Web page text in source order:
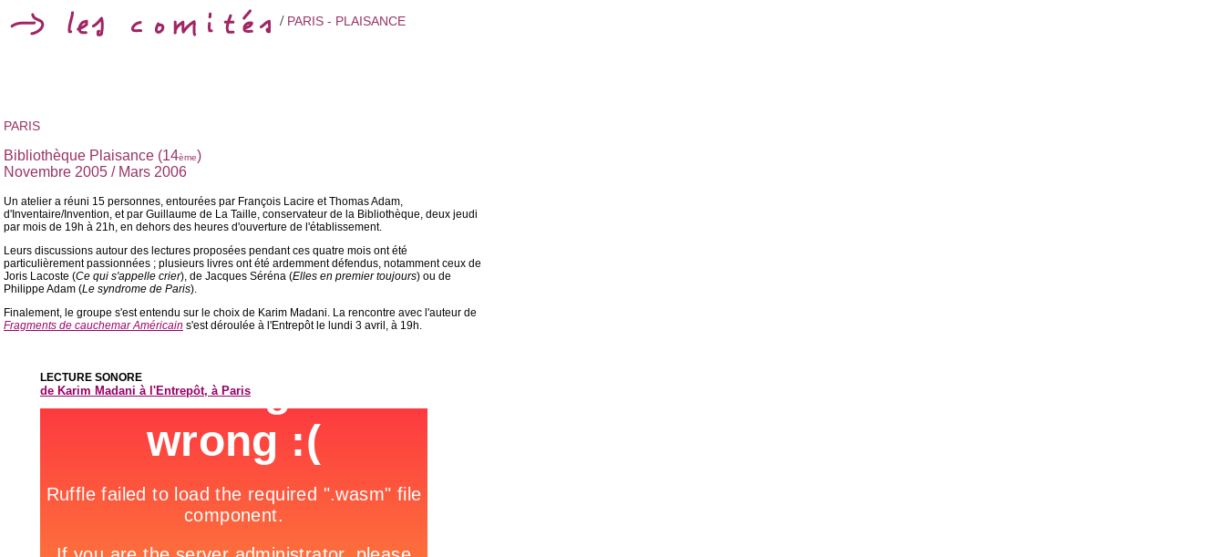
/ PARIS - PLAISANCE
PARIS
Bibliothèque Plaisance (14ème)
Novembre 2005 / Mars 2006
Un atelier a réuni 15 personnes, entourées par François Lacire et Thomas Adam,
d'Inventaire/Invention, et par Guillaume de La Taille, conservateur de la Bibliothèque, deux jeudi
par mois de 19h à 21h, en dehors des heures d'ouverture de l'établissement.
Leurs discussions autour des lectures proposées pendant ces quatre mois ont été
particulièrement passionnées ; plusieurs livres ont été ardemment défendus, notamment ceux de
Joris Lacoste (Ce qui s'appelle crier), de Jacques Séréna (Elles en premier toujours) ou de
Philippe Adam (Le syndrome de Paris).
Finalement, le groupe s'est entendu sur le choix de Karim Madani. La rencontre avec l'auteur de
Fragments de cauchemar Américain s'est déroulée à l'Entrepôt le lundi 3 avril, à 19h.
LECTURE SONORE
de Karim Madani à l'Entrepôt, à Paris